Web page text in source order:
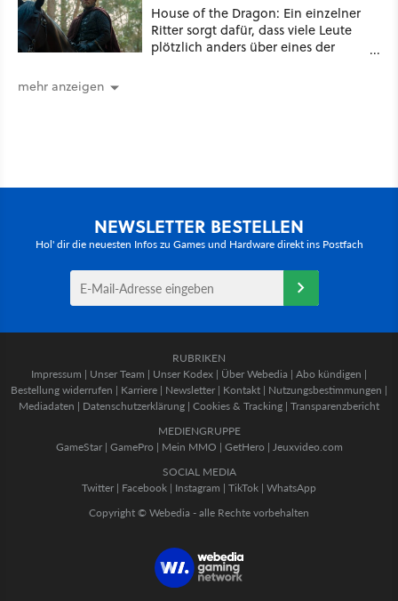
House of the Dragon: Ein einzelner
Ritter sorgt dafür, dass viele Leute
plötzlich anders über eines der
mehr anzeigen
NEWSLETTER BESTELLEN
Hol' dir die neuesten Infos zu Games und Hardware direkt ins Postfach
RUBRIKEN
Impressum | Unser Team | Unser Kodex | Über Webedia | Abo kündigen |
Bestellung widerrufen | Karriere | Newsletter | Kontakt | Nutzungsbestimmungen |
Mediadaten | Datenschutzerklärung | Cookies & Tracking | Transparenzbericht
MEDIENGRUPPE
GameStar| GamePro | Mein MMO | GetHero | Jeuxvideo.com
SOCIAL MEDIA
Twitter | Facebook | Instagram | TikTok | WhatsApp
Copyright © Webedia - alle Rechte vorbehalten